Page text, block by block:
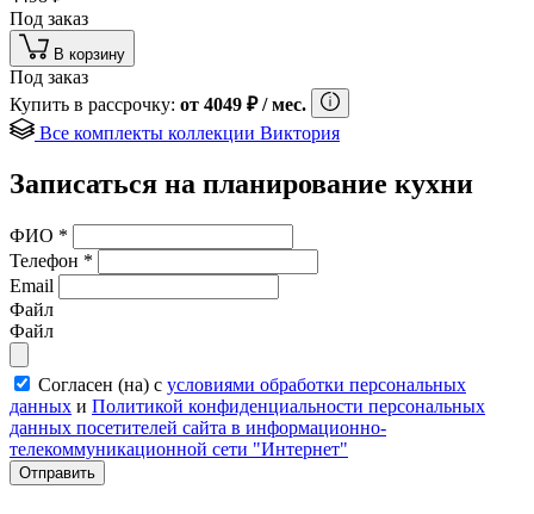
Под заказ
В корзину
Под заказ
Купить в рассрочку: от 4049 ₽/ мес.
Все комплекты коллекции Виктория
Записаться на планирование кухни
ФИО *
Телефон *
Email
Файл
Файл
Согласен (на) с условиями обработки персональных
данных и Политикой конфиденциальности персональных
данных посетителей сайта в информационно-
телекоммуникационной сети "Интернет"
Отправить